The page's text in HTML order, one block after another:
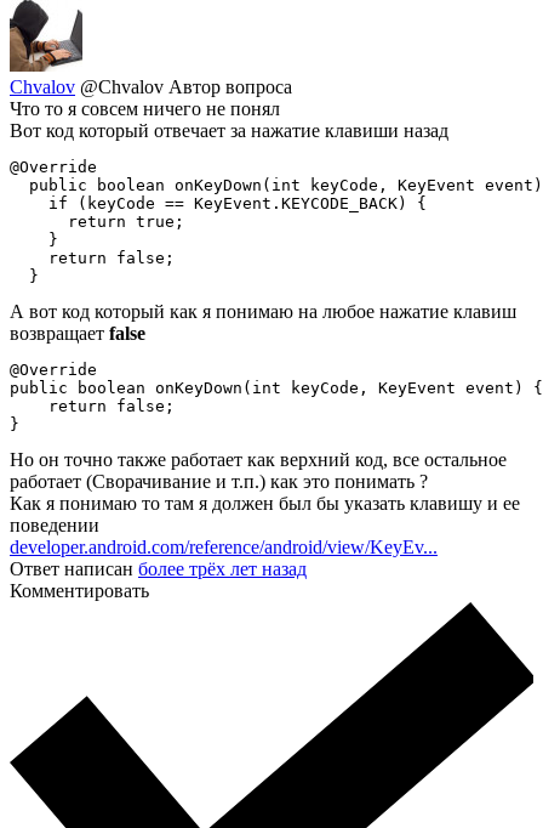
Chvalov @Chvalov Автор вопроса
Что то я совсем ничего не понял
Вот код который отвечает за нажатие клавиши назад
@Override
public boolean onKeyDown(int keyCode, KeyEvent
    if (keyCode == KeyEvent.KEYCODE_BACK) {
      return true;
    }
    return false;
  }
А вот код который как я понимаю на любое нажатие клавиш
возвращает false
@Override
public boolean onKeyDown(int keyCode, KeyEvent event) {
    return false;
}
Но он точно также работает как верхний код, все остальное
работает (Сворачивание и т.п.) как это понимать ?
Как я понимаю то там я должен был бы указать клавишу и ее
поведении
developer.android.com/reference/android/view/KeyEv...
Ответ написан более трёх лет назад
Комментировать